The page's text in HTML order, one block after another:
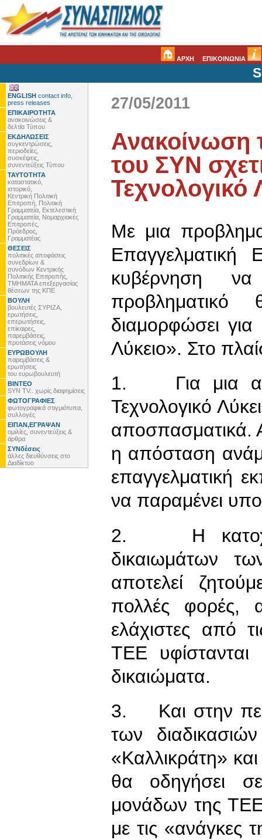
ΑΡΧΗ ΕΠΙΚΟΙΝΩΝΙΑ
ENGLISH contact info,
press releases
ΕΠΙΚΑΙΡΟΤΗΤΑ
ανακοινώσεις &
δελτία Τύπου
ΕΚΔΗΛΩΣΕΙΣ
συγκεντρώσεις,
περιοδείες,
συσκέψεις,
συνεντεύξεις Τύπου
ΤΑΥΤΟΤΗΤΑ
καταστατικό,
ιστορικό,
Κεντρική Πολιτική
Επιτροπή, Πολιτική
Γραμματεία, Εκτελεστική
Γραμματεία, Νομαρχιακές
Επιτροπές,
Πρόεδρος,
Γραμματέας
ΘΕΣΕΙΣ
πολιτικές αποφάσεις
συνεδρίων &
συνόδων Κεντρικής
Πολιτικής Επιτροπής,
ΤΜΗΜΑΤΑ επεξεργασίας
θέσεων της ΚΠΕ
ΒΟΥΛΗ
βουλευτές ΣΥΡΙΖΑ,
ερωτήσεις,
επερωτήσεις,
επίκαιρες,
παρεμβάσεις,
προτάσεις νόμου
ΕΥΡΩΒΟΥΛΗ
παρεμβάσεις &
ερωτήσεις
του ευρωβουλευτή
ΒΙΝΤΕΟ
SYN TV.. χωρίς διαφημίσεις
ΦΩΤΟΓΡΑΦΙΕΣ
φωτογραφικά στιγμιότυπα,
συλλογές
ΕΙΠΑΝ,ΕΓΡΑΨΑΝ
ομιλίες, συνεντεύξεις &
άρθρα
ΣΥΝδέσεις
άλλες διευθύνσεις στο
Διαδίκτυο
27/05/2011
Ανακοίνωση
του ΣΥΝ
Τεχνολογικό
Με μια
Επαγγελματική
κυβέρνηση
προβληματικό
διαμορφώσει
Λύκειο». Στο
1. Για μια
Τεχνολογικό
αποσπασματικά.
η απόσταση
επαγγελματική
να παραμένει
2. Η
δικαιωμάτων
αποτελεί
πολλές φορές,
ελάχιστες από
ΤΕΕ υφίστανται
δικαιώματα.
3. Και στην
των
«Καλλικράτη»
θα οδηγήσει
μονάδων της
με τις «ανάγκες